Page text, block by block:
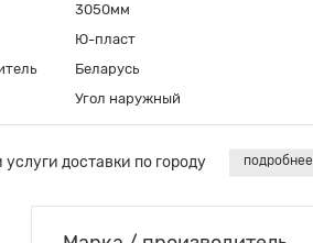
3050мм
Ю-пласт
Беларусь
Угол наружный
доставки по городу подробнее